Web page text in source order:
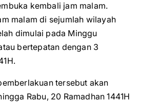
kembali jam malam.
malam di sejumlah wilayah
dimulai pada Minggu
bertepatan dengan 3
tersebut akan
Rabu, 20 Ramadhan 1441H